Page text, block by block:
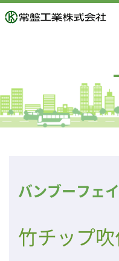
バンブーフェ
竹チップ